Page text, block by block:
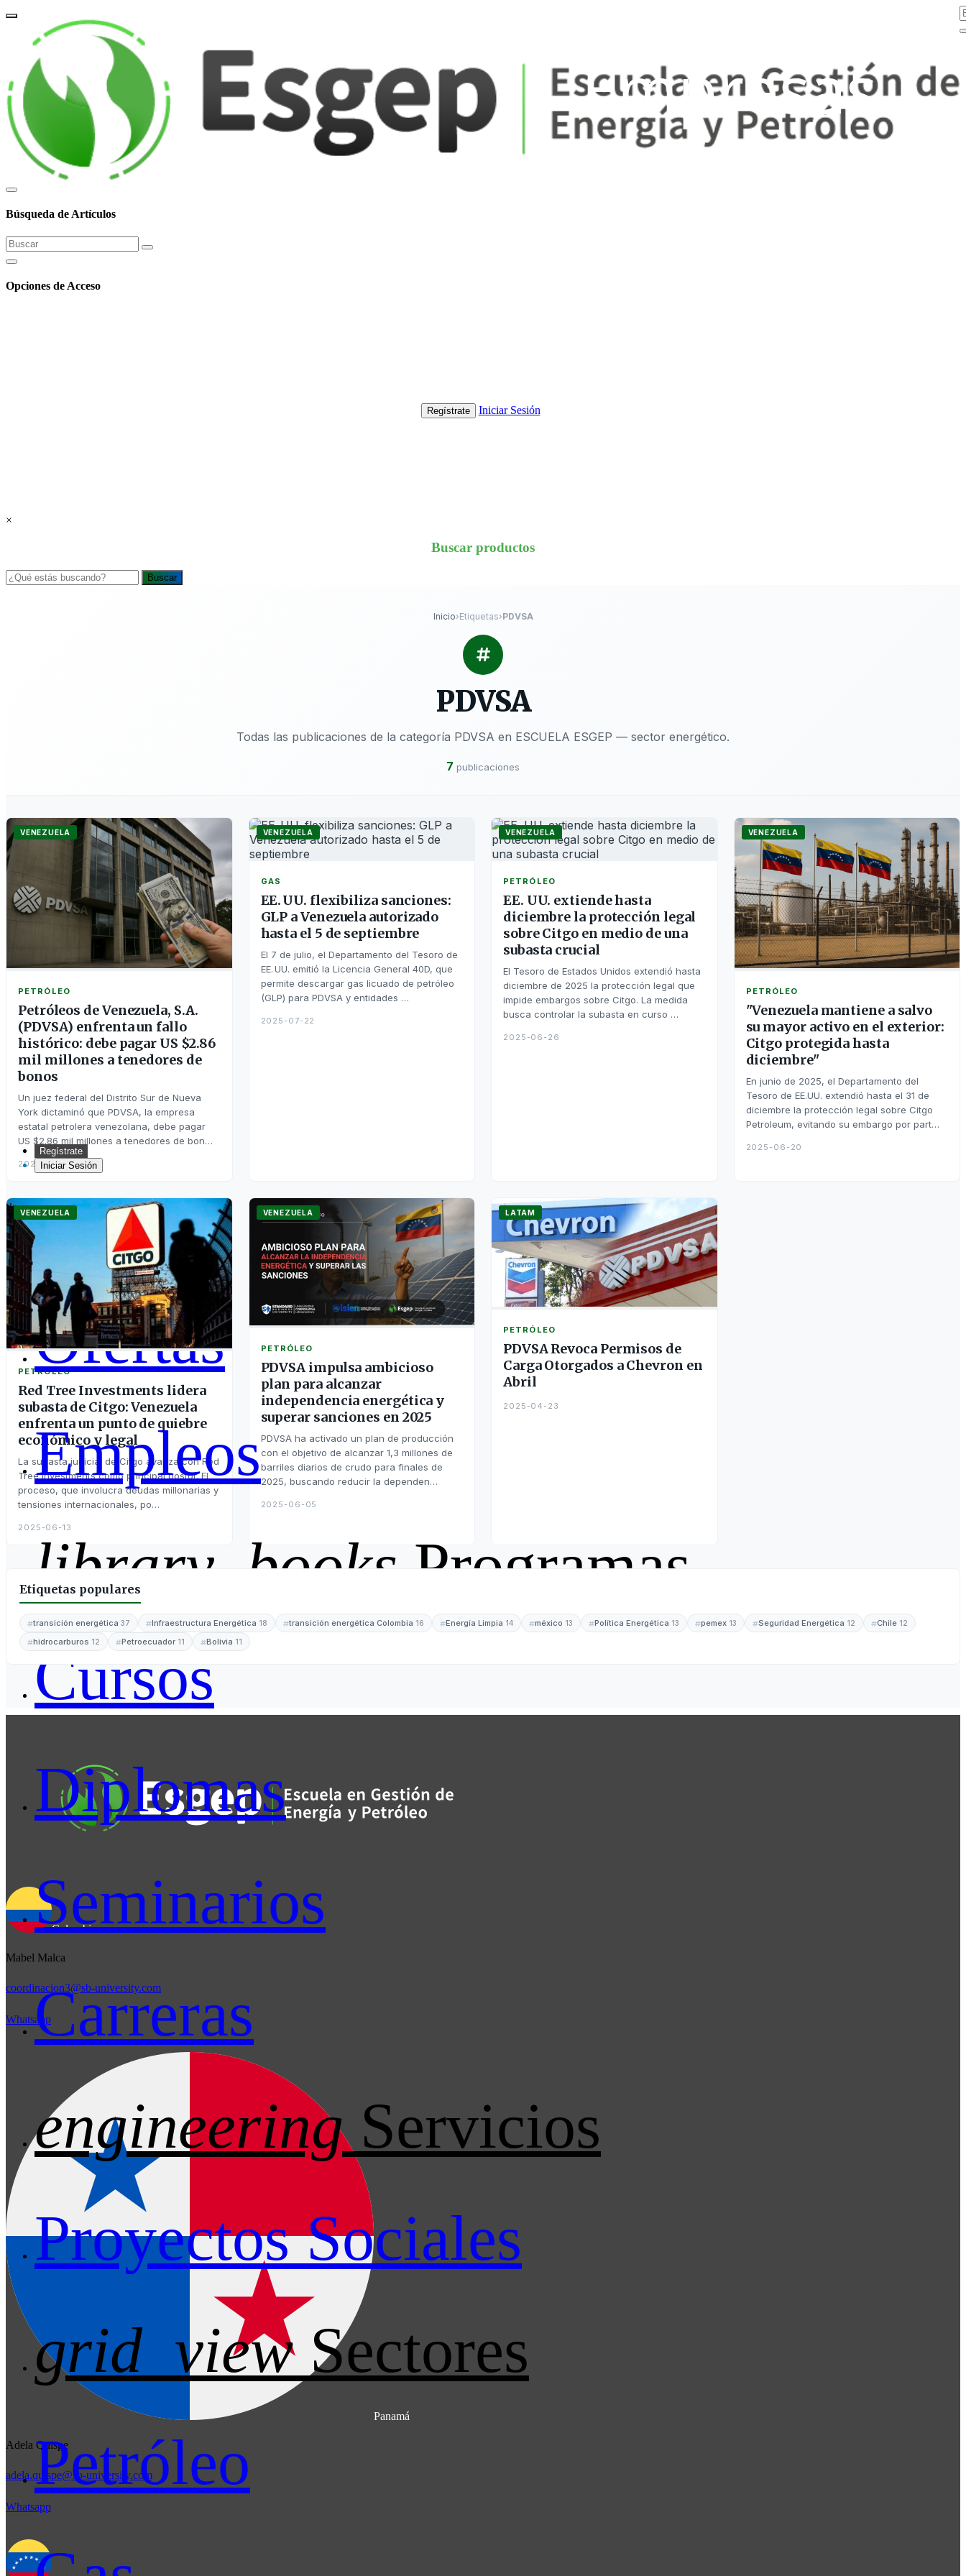
corporate_fareEmpresas
Búsqueda de Artículos
Opciones de Acceso
Regístrate Iniciar Sesión
×
Buscar productos
Buscar
Regístrate
Iniciar Sesión
Inicio
Ofertas
Empleos
library_books Programas
Cursos
Diplomas
Seminarios
Carreras
engineering Servicios
Proyectos Sociales
grid_view Sectores
Petróleo
Inicio›Etiquetas›PDVSA
PDVSA
Todas las publicaciones de la categoría PDVSA en ESCUELA ESGEP — sector energético.
7 publicaciones
VENEZUELA
PETRÓLEO
Petróleos de Venezuela, S.A.
(PDVSA) enfrenta un fallo
histórico: debe pagar US $2.86
mil millones a tenedores de
bonos
Un juez federal del Distrito Sur de Nueva
York dictaminó que PDVSA, la empresa
estatal petrolera venezolana, debe pagar
US $2.86 mil millones a tenedores de bon…
2025-10-20
VENEZUELA
GAS
EE. UU. flexibiliza sanciones:
GLP a Venezuela autorizado
hasta el 5 de septiembre
El 7 de julio, el Departamento del Tesoro de
EE. UU. emitió la Licencia General 40D, que
permite descargar gas licuado de petróleo
(GLP) para PDVSA y entidades …
2025-07-22
VENEZUELA
PETRÓLEO
EE. UU. extiende hasta
diciembre la protección legal
sobre Citgo en medio de una
subasta crucial
El Tesoro de Estados Unidos extendió hasta
diciembre de 2025 la protección legal que
impide embargos sobre Citgo. La medida
busca controlar la subasta en curso …
2025-06-26
VENEZUELA
PETRÓLEO
"Venezuela mantiene a salvo
su mayor activo en el exterior:
Citgo protegida hasta
diciembre"
En junio de 2025, el Departamento del
Tesoro de EE.UU. extendió hasta el 31 de
diciembre la protección legal sobre Citgo
Petroleum, evitando su embargo por part…
2025-06-20
VENEZUELA
PETRÓLEO
Red Tree Investments lidera
subasta de Citgo: Venezuela
enfrenta un punto de quiebre
económico y legal
La subasta judicial de Citgo avanza con Red
Tree Investments como principal postor. El
proceso, que involucra deudas millonarias y
tensiones internacionales, po…
2025-06-13
VENEZUELA
PETRÓLEO
PDVSA impulsa ambicioso
plan para alcanzar
independencia energética y
superar sanciones en 2025
PDVSA ha activado un plan de producción
con el objetivo de alcanzar 1,3 millones de
barriles diarios de crudo para finales de
2025, buscando reducir la dependen…
2025-06-05
LATAM
PETRÓLEO
PDVSA Revoca Permisos de
Carga Otorgados a Chevron en
Abril
2025-04-23
Etiquetas populares
transición energética 37 Infraestructura Energética 18 transición energética Colombia 16 Energía Limpia 14 méxico 13 Política Energética 13 pemex 13 Seguridad Energética 12 Chile 12
hidrocarburos 12 Petroecuador 11 Bolivia 11
Colombia
Mabel Malca
coordinacion3@sb-university.com
Whatsapp
Panamá
Adela Quispe
adela.quispe@sb-university.com
Whatsapp